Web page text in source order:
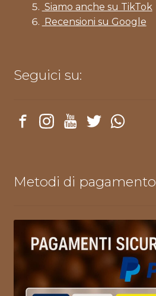
Siamo anche su TikTok
Recensioni su Google
Seguici su:
Metodi di pagamento